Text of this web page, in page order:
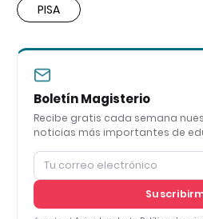
PISA
Boletín Magisterio
Recibe gratis cada semana
noticias más importantes de